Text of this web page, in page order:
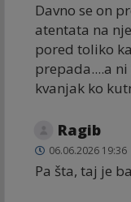
Davno se on
atentata na
pored toliko
prepada....a
kvanjak ko
Ragib
06.06.2026 19:36
Pa šta, taj je